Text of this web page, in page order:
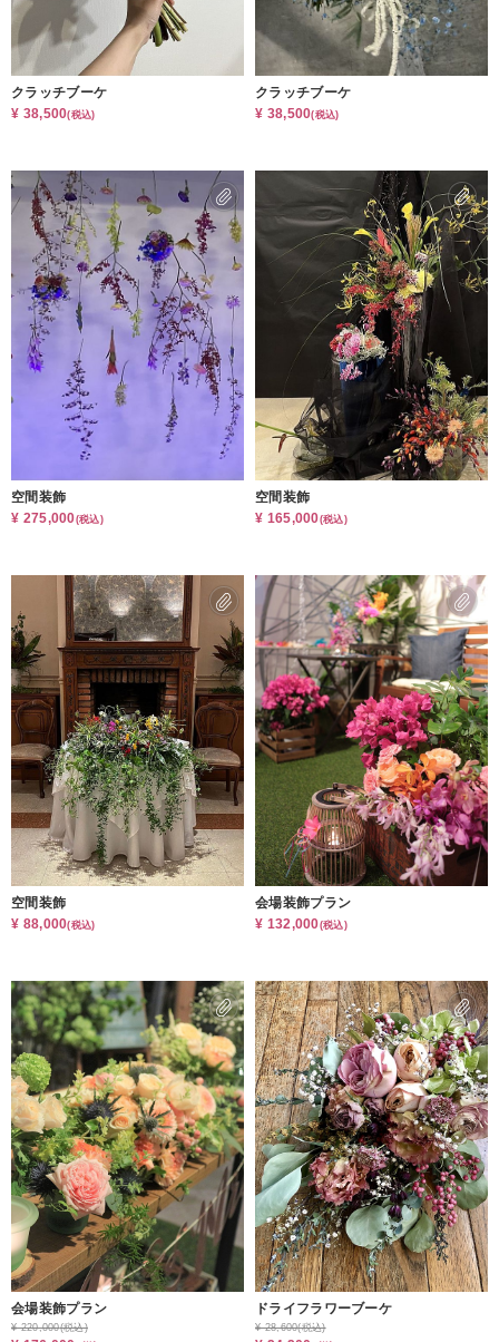
クラッチブーケ
¥ 38,500(税込)
クラッチブーケ
¥ 38,500(税込)
空間装飾
¥ 275,000(税込)
空間装飾
¥ 165,000(税込)
空間装飾
¥ 88,000(税込)
会場装飾プラン
¥ 132,000(税込)
会場装飾プラン
¥ 220,000(税込)
ドライフラワーブーケ
¥ 28,600(税込)